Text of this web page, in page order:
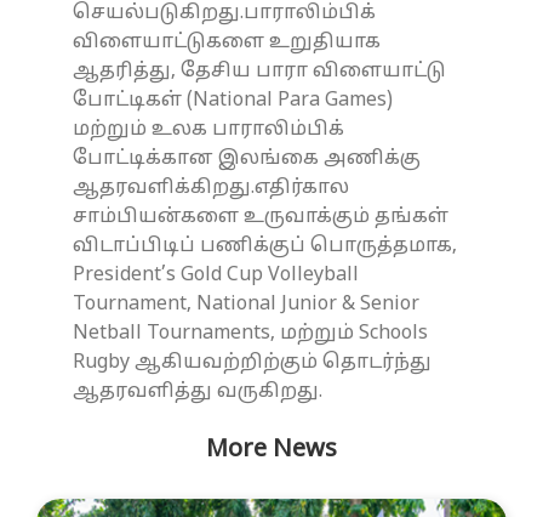
செயல்படுகிறது.பாராலிம்பிக்
விளையாட்டுகளை உறுதியாக
ஆதரித்து, தேசிய பாரா விளையாட்டு
போட்டிகள் (National Para Games)
மற்றும் உலக பாராலிம்பிக்
போட்டிக்கான இலங்கை அணிக்கு
ஆதரவளிக்கிறது.எதிர்கால
சாம்பியன்களை உருவாக்கும் தங்கள்
விடாப்பிடிப் பணிக்குப் பொருத்தமாக,
President’s Gold Cup Volleyball
Tournament, National Junior & Senior
Netball Tournaments, மற்றும் Schools
Rugby ஆகியவற்றிற்கும் தொடர்ந்து
ஆதரவளித்து வருகிறது.
More News